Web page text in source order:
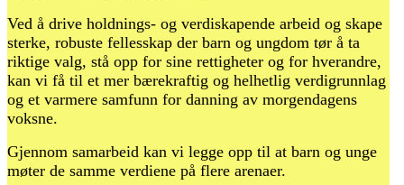
Ved å drive holdnings- og verdiskapende arbeid og skape
sterke, robuste fellesskap der barn og ungdom tør å ta
riktige valg, stå opp for sine rettigheter og for hverandre,
kan vi få til et mer bærekraftig og helhetlig verdigrunnlag
og et varmere samfunn for danning av morgendagens
voksne.
Gjennom samarbeid kan vi legge opp til at barn og unge
møter de samme verdiene på flere arenaer.